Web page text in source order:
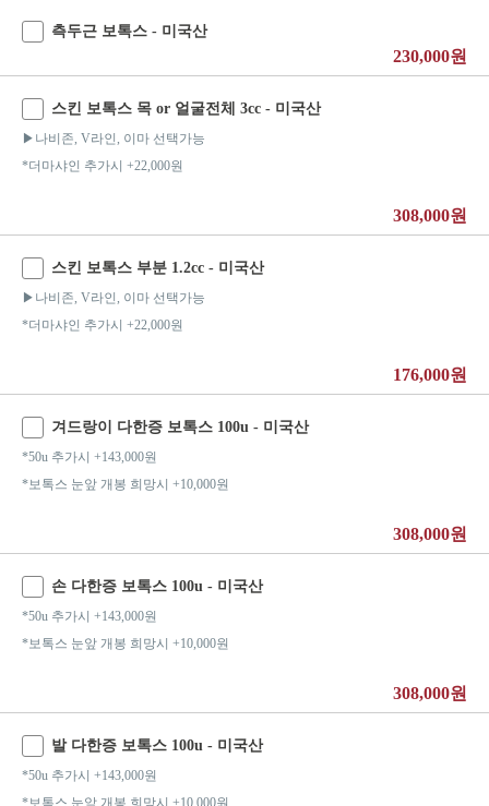
측두근 보톡스 - 미국산
230,000원
스킨 보톡스 목 or 얼굴전체 3cc - 미국산
▶나비존, V라인, 이마 선택가능
*더마샤인 추가시 +22,000원
308,000원
스킨 보톡스 부분 1.2cc - 미국산
▶나비존, V라인, 이마 선택가능
*더마샤인 추가시 +22,000원
176,000원
겨드랑이 다한증 보톡스 100u - 미국산
*50u 추가시 +143,000원
*보톡스 눈앞 개봉 희망시 +10,000원
308,000원
손 다한증 보톡스 100u - 미국산
*50u 추가시 +143,000원
*보톡스 눈앞 개봉 희망시 +10,000원
308,000원
발 다한증 보톡스 100u - 미국산
*50u 추가시 +143,000원